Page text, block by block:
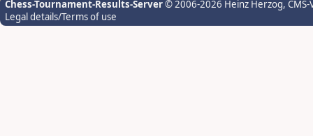
Chess-Tournament-Results-Server© 2006-2026 Heinz Herzog,
Legal details/Terms of use